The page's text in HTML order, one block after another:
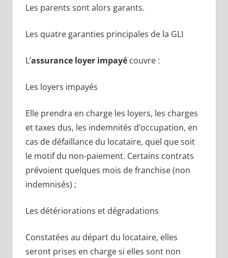
Les parents sont alors garants.
Les quatre garanties principales de la GLI
L’assurance loyer impayécouvre :
Les loyers impayés
Elle prendra en charge les loyers, les charges
et taxes dus, les indemnités d’occupation, en
cas de défaillance du locataire, quel que soit
le motif du non-paiement. Certains contrats
prévoient quelques mois de franchise (non
indemnisés) ;
Les détériorations et dégradations
Constatées au départ du locataire, elles
seront prises en charge si elles sont non